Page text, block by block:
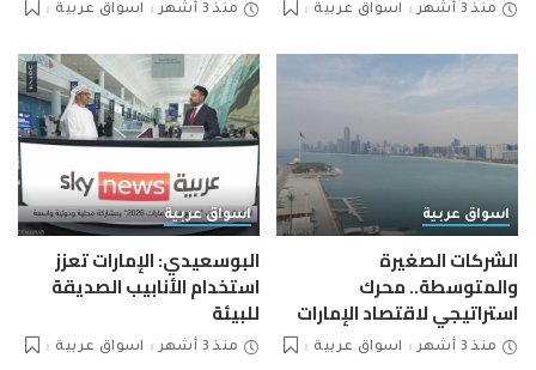
منذ 3 أشهر اسواق عربية منذ 3 أشهر اسواق عربية
اسواق عربية
الشركات الصغيرة
والمتوسطة.. محرك
استراتيجي لاقتصاد الإمارات
منذ 3 أشهر اسواق عربية
اسواق عربية
البوسعيدي: الإمارات تعزز
استخدام الأنابيب الصديقة
للبيئة
منذ 3 أشهر اسواق عربية